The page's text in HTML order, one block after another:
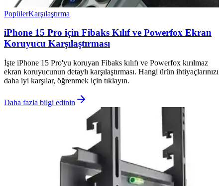
PopülerKarşılaştırma
iPhone 15 Pro için Fibaks Kılıf ve Powerfox Ekran
Koruyucu Karşılaştırması
İşte iPhone 15 Pro'yu koruyan Fibaks kılıfı ve Powerfox kırılmaz
ekran koruyucunun detaylı karşılaştırması. Hangi ürün ihtiyaçlarınızı
daha iyi karşılar, öğrenmek için tıklayın.
Daha fazla bilgi edinin